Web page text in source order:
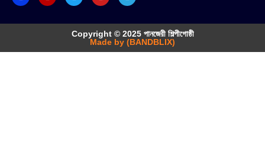
Copyright © 2025 পানজেরী শিল্পীগোষ্ঠী
Made by (BANDBLIX)